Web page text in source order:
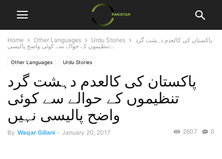
Home Other Languages Urdu Stories
پاکستان کی کالعدم دہشت گرد
تنظیموں کے حوالے سے کوئی واضح پالیسی...
Other Languages Urdu Stories
پاکستان کی کالعدم دہشت گرد
تنظیموں کے حوالے سے کوئی
واضح پالیسی نہیں
By Waqar Gillani - January 20, 2017 0
2607